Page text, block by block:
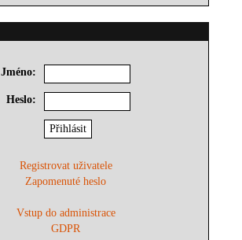
Jméno:
Heslo:
Registrovat uživatele
Zapomenuté heslo
Vstup do administrace
GDPR